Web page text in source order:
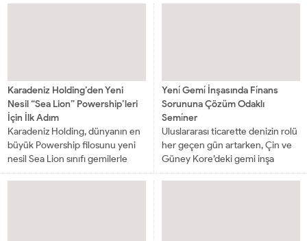
Karadeniz Holding’den Yeni
Nesil “Sea Lion” Powership’leri
İçin İlk Adım
Karadeniz Holding, dünyanın en
büyük Powership filosunu yeni
nesil Sea Lion sınıfı gemilerle
genişletiyor. Her biri 300 MW
Yeni̇ Gemi̇ İnşasında Fi̇nans
Sorununa Çözüm Odaklı
Semi̇ner
Uluslararası ticarette denizin rolü
her geçen gün artarken, Çin ve
Güney Kore’deki gemi inşa
sektörüyle küresel yeni